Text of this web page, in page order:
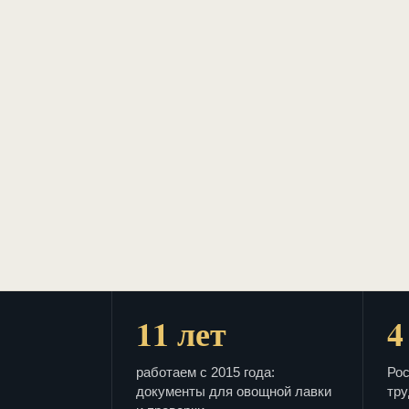
11 лет
работаем с 2015 года:
документы для овощной лавки